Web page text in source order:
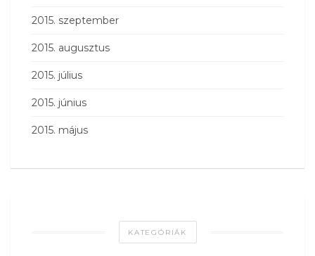
2015. szeptember
2015. augusztus
2015. július
2015. június
2015. május
KATEGÓRIÁK